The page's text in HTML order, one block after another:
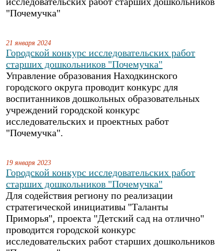
"Почемучка"
21 января 2024
Городской конкурс исследовательских работ
старших дошкольников "Почемучка"
Управление образования Находкинского
городского округа проводит конкурс для
воспитанников дошкольных образовательных
учреждений городской конкурс
исследовательских и проектных работ
"Почемучка".
19 января 2023
Городской конкурс исследовательских работ
старших дошкольников "Почемучка"
Для содействия региону по реализации
стратегической инициативы "Таланты
Приморья", проекта "Детский сад на отлично"
проводится городской конкурс
исследовательских работ старших дошкольников